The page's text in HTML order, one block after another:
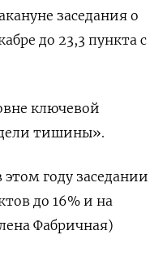
заседания о
до 23,3 пункта с
ключевой
тишины».
году заседании
до 16% и на
Фабричная)